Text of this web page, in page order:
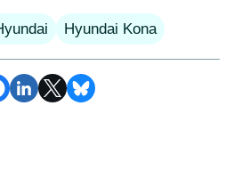
Hyundai Kona